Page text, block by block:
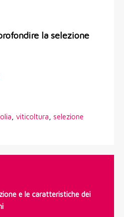
la selezione
viticoltura selezione
e le caratteristiche dei